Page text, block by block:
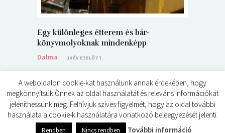
Egy különleges étterem és bár-
könyvmolyoknak mindenképp
Dalma
10 ÉV EZELŐTT
© ÉDES KIS KÖNYVKRITIKÁK 2024
A weboldalon cookie-kat használunk annak érdekében, hogy
megkönnyítsük Önnek az oldal használatát és releváns információkat
jeleníthessünk meg. Felhívjuk szíves figyelmét, hogy az oldal további
használata a cookie-k használatára vonatkozó beleegyezését jelenti.
Rendben Nincs rendben További információ